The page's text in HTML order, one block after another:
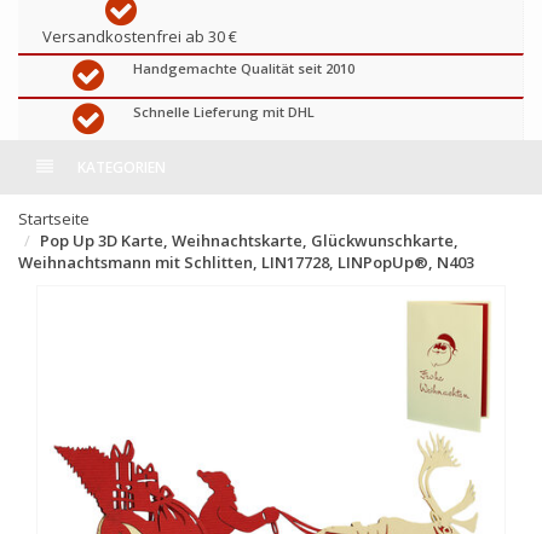
Versandkostenfrei ab 30 €
Handgemachte Qualität seit 2010
Schnelle Lieferung mit DHL
Startseite
Pop Up 3D Karte, Weihnachtskarte, Glückwunschkarte,
Weihnachtsmann mit Schlitten, LIN17728, LINPopUp®, N403